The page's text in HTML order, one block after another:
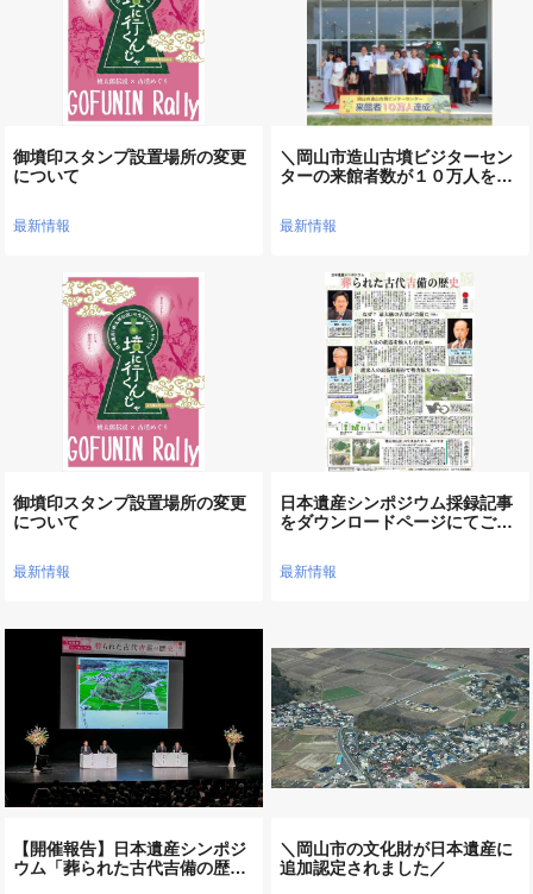
御墳印スタンプ設置場所の変更
について
最新情報
＼岡山市造山古墳ビジターセン
ターの来館者数が１０万人を…
最新情報
御墳印スタンプ設置場所の変更
について
最新情報
日本遺産シンポジウム採録記事
をダウンロードページにてご…
最新情報
【開催報告】日本遺産シンポジ
ウム「葬られた古代吉備の歴…
＼岡山市の文化財が日本遺産に
追加認定されました／